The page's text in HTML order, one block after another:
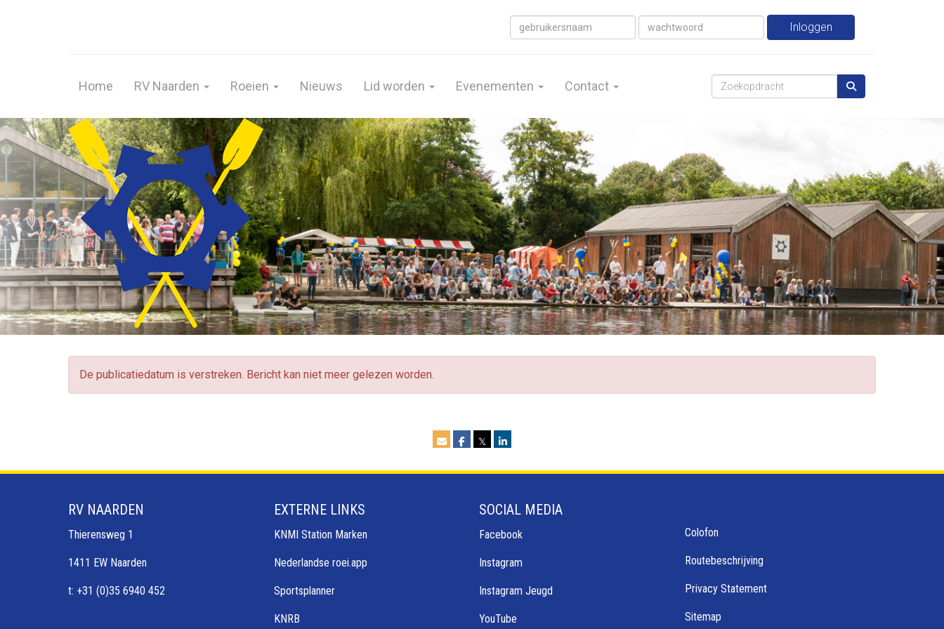
Inloggen
Home RV Naarden Roeien Nieuws Lid worden Evenementen Contact
De publicatiedatum is verstreken. Bericht kan niet meer gelezen worden.
𝕏
RV NAARDEN
Thierensweg 1
1411 EW Naarden
t: +31 (0)35 6940 452
EXTERNE LINKS
KNMI Station Marken
Nederlandse roei.app
Sportsplanner
KNRB
SOCIAL MEDIA
Facebook
Instagram
Instagram Jeugd
YouTube
Colofon
Routebeschrijving
Privacy Statement
Sitemap